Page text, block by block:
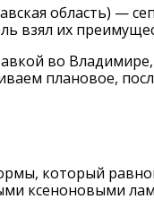
область) —
взял их
во
плановое,
который
ксеноновыми